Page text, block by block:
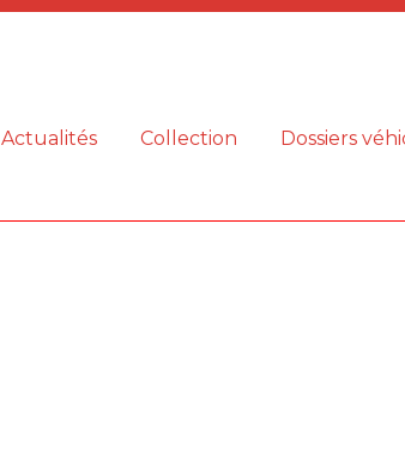
Actualités Collection Dossiers